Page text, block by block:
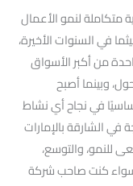
متكاملة لنمو الأعمال
في السنوات الأخيرة،
من أكبر الأسواق
وبينما أصبح
في نجاح أي نشاط
الشارقة بالإمارات
للنمو، والتوسع،
كنت صاحب شركة